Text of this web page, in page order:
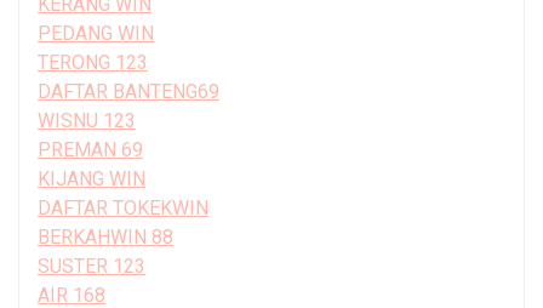
PEDANG WIN
TERONG 123
DAFTAR BANTENG69
WISNU 123
PREMAN 69
KIJANG WIN
DAFTAR TOKEKWIN
BERKAHWIN 88
SUSTER 123
AIR 168